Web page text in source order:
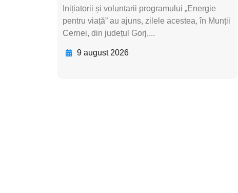
Inițiatorii și voluntarii programului „Energie
pentru viață” au ajuns, zilele acestea, în Munții
Cernei, din județul Gorj,...
9 august 2026